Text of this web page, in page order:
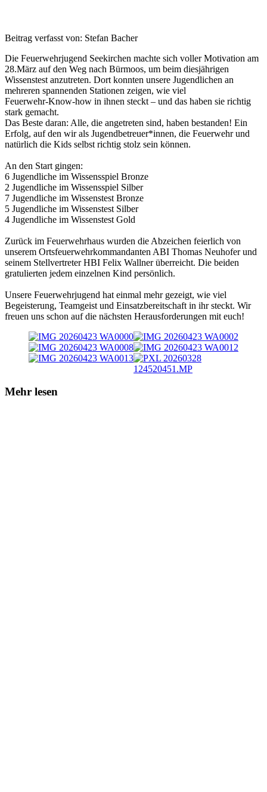
Beitrag verfasst von: Stefan Bacher
Die Feuerwehrjugend Seekirchen machte sich voller Motivation am
28.März auf den Weg nach Bürmoos, um beim diesjährigen
Wissenstest anzutreten. Dort konnten unsere Jugendlichen an
mehreren spannenden Stationen zeigen, wie viel
Feuerwehr‑Know‑how in ihnen steckt – und das haben sie richtig
stark gemacht.
Das Beste daran: Alle, die angetreten sind, haben bestanden! Ein
Erfolg, auf den wir als Jugendbetreuer*innen, die Feuerwehr und
natürlich die Kids selbst richtig stolz sein können.
An den Start gingen:
6 Jugendliche im Wissensspiel Bronze
2 Jugendliche im Wissensspiel Silber
7 Jugendliche im Wissenstest Bronze
5 Jugendliche im Wissenstest Silber
4 Jugendliche im Wissenstest Gold
Zurück im Feuerwehrhaus wurden die Abzeichen feierlich von
unserem Ortsfeuerwehrkommandanten ABI Thomas Neuhofer und
seinem Stellvertreter HBI Felix Wallner überreicht. Die beiden
gratulierten jedem einzelnen Kind persönlich.
Unsere Feuerwehrjugend hat einmal mehr gezeigt, wie viel
Begeisterung, Teamgeist und Einsatzbereitschaft in ihr steckt. Wir
freuen uns schon auf die nächsten Herausforderungen mit euch!
Mehr lesen